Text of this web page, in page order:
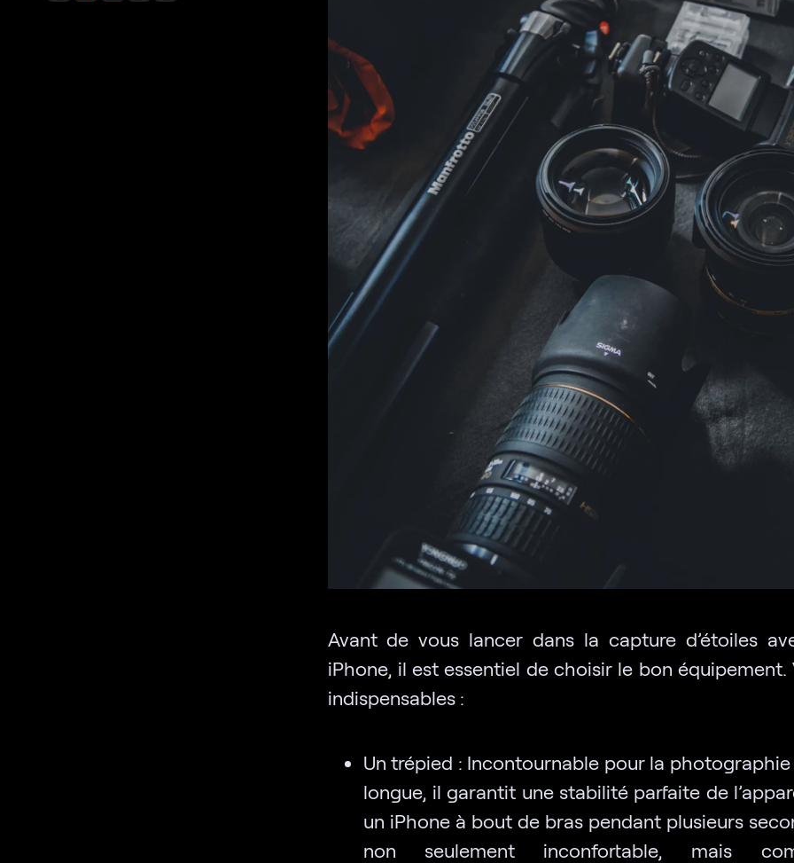
Avant de vous lancer dans la capture d’étoiles
iPhone, il est essentiel de choisir le bon équipement.
indispensables :
Un trépied : Incontournable pour la photographie
longue, il garantit une stabilité parfaite de
un iPhone à bout de bras pendant plusieurs
non seulement inconfortable, mais